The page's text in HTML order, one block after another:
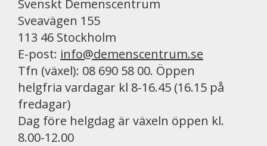
Svenskt Demenscentrum
Sveavägen 155
113 46 Stockholm
E-post: info@demenscentrum.se
Tfn (växel): 08 690 58 00. Öppen
helgfria vardagar kl 8-16.45 (16.15 på
fredagar)
Dag före helgdag är växeln öppen kl.
8.00-12.00